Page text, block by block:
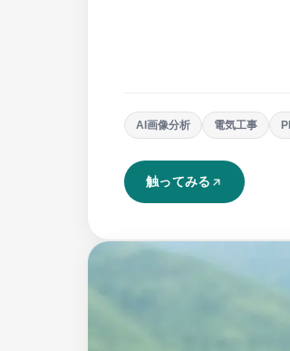
AI画像分析 電気工事
触ってみる